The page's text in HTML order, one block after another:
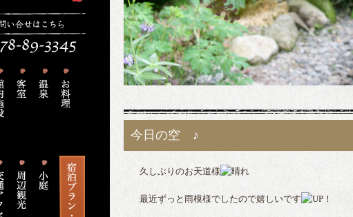
今日の空 ♪
久しぶりのお天道様
最近ずっと雨模様でしたので嬉しいです